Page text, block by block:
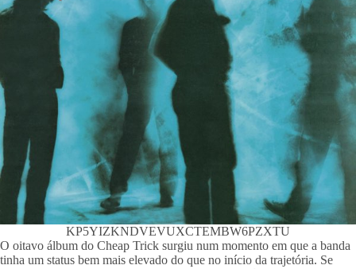
KP5YIZKNDVEVUXCTEMBW6PZXTU
O oitavo álbum do Cheap Trick surgiu num momento em que a banda
tinha um status bem mais elevado do que no início da trajetória. Se